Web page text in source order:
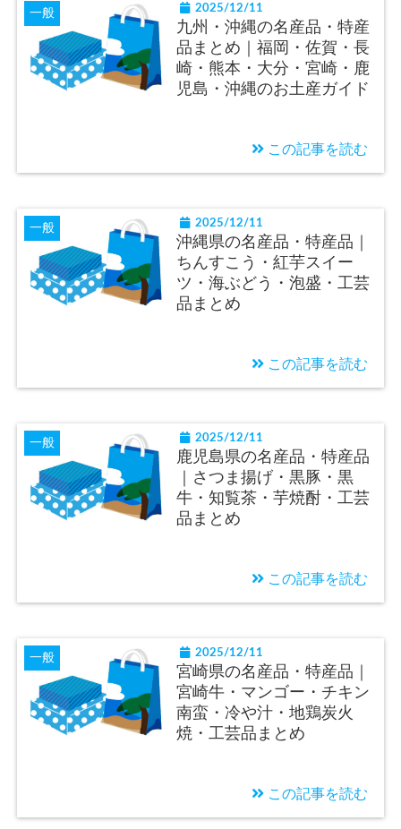
一般 2025/12/11
九州・沖縄の名産品・特産
品まとめ｜福岡・佐賀・長
崎・熊本・大分・宮崎・鹿
児島・沖縄のお土産ガイド
この記事を読む
一般 2025/12/11
沖縄県の名産品・特産品｜
ちんすこう・紅芋スイー
ツ・海ぶどう・泡盛・工芸
品まとめ
この記事を読む
一般 2025/12/11
鹿児島県の名産品・特産品
｜さつま揚げ・黒豚・黒
牛・知覧茶・芋焼酎・工芸
品まとめ
この記事を読む
一般 2025/12/11
宮崎県の名産品・特産品｜
宮崎牛・マンゴー・チキン
南蛮・冷や汁・地鶏炭火
焼・工芸品まとめ
この記事を読む